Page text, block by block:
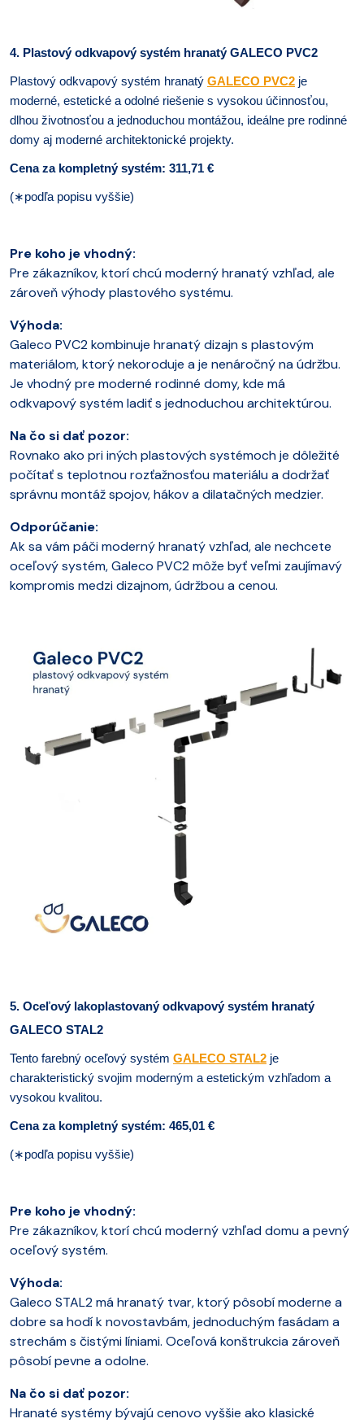
4. Plastový odkvapový systém hranatý GALECO PVC2
Plastový odkvapový systém hranatý GALECO PVC2 je
moderné, estetické a odolné riešenie s vysokou účinnosťou,
dlhou životnosťou a jednoduchou montážou, ideálne pre rodinné
domy aj moderné architektonické projekty.
Cena za kompletný systém: 311,71 €
(∗podľa popisu vyššie)
Pre koho je vhodný:
Pre zákazníkov, ktorí chcú moderný hranatý vzhľad, ale
zároveň výhody plastového systému.
Výhoda:
Galeco PVC2 kombinuje hranatý dizajn s plastovým
materiálom, ktorý nekoroduje a je nenáročný na údržbu.
Je vhodný pre moderné rodinné domy, kde má
odkvapový systém ladiť s jednoduchou architektúrou.
Na čo si dať pozor:
Rovnako ako pri iných plastových systémoch je dôležité
počítať s teplotnou rozťažnosťou materiálu a dodržať
správnu montáž spojov, hákov a dilatačných medzier.
Odporúčanie:
Ak sa vám páči moderný hranatý vzhľad, ale nechcete
oceľový systém, Galeco PVC2 môže byť veľmi zaujímavý
kompromis medzi dizajnom, údržbou a cenou.
5. Oceľový lakoplastovaný odkvapový systém hranatý
GALECO STAL2
Tento farebný oceľový systém GALECO STAL2 je
charakteristický svojim moderným a estetickým vzhľadom a
vysokou kvalitou.
Cena za kompletný systém: 465,01 €
(∗podľa popisu vyššie)
Pre koho je vhodný:
Pre zákazníkov, ktorí chcú moderný vzhľad domu a pevný
oceľový systém.
Výhoda:
Galeco STAL2 má hranatý tvar, ktorý pôsobí moderne a
dobre sa hodí k novostavbám, jednoduchým fasádam a
strechám s čistými líniami. Oceľová konštrukcia zároveň
pôsobí pevne a odolne.
Na čo si dať pozor:
Hranaté systémy bývajú cenovo vyššie ako klasické